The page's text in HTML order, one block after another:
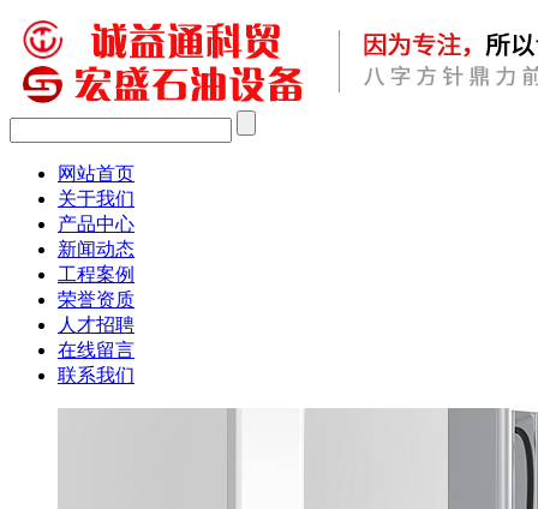
网站首页
关于我们
产品中心
新闻动态
工程案例
荣誉资质
人才招聘
在线留言
联系我们